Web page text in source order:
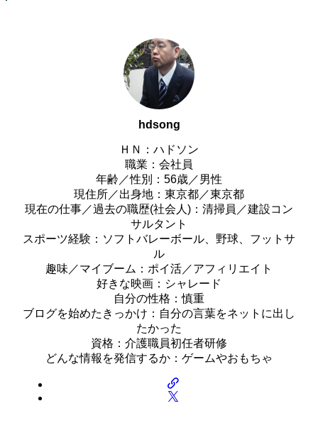
hdsong
ＨＮ：ハドソン
職業：会社員
年齢／性別：56歳／男性
現住所／出身地：東京都／東京都
現在の仕事／過去の職歴(社会人)：清掃員／建設コン
サルタント
スポーツ経験：ソフトバレーボール、野球、フットサ
ル
趣味／マイブーム：ポイ活／アフィリエイト
好きな映画：シャレード
自分の性格：慎重
ブログを始めたきっかけ：自分の言葉をネットに出し
たかった
資格：介護職員初任者研修
どんな情報を発信するか：ゲームやおもちゃ